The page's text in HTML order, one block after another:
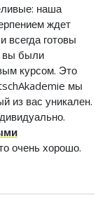
наша
ждет
всегда готовы
вы были
курсом. Это
мы
из вас уникален.
очень хорошо.